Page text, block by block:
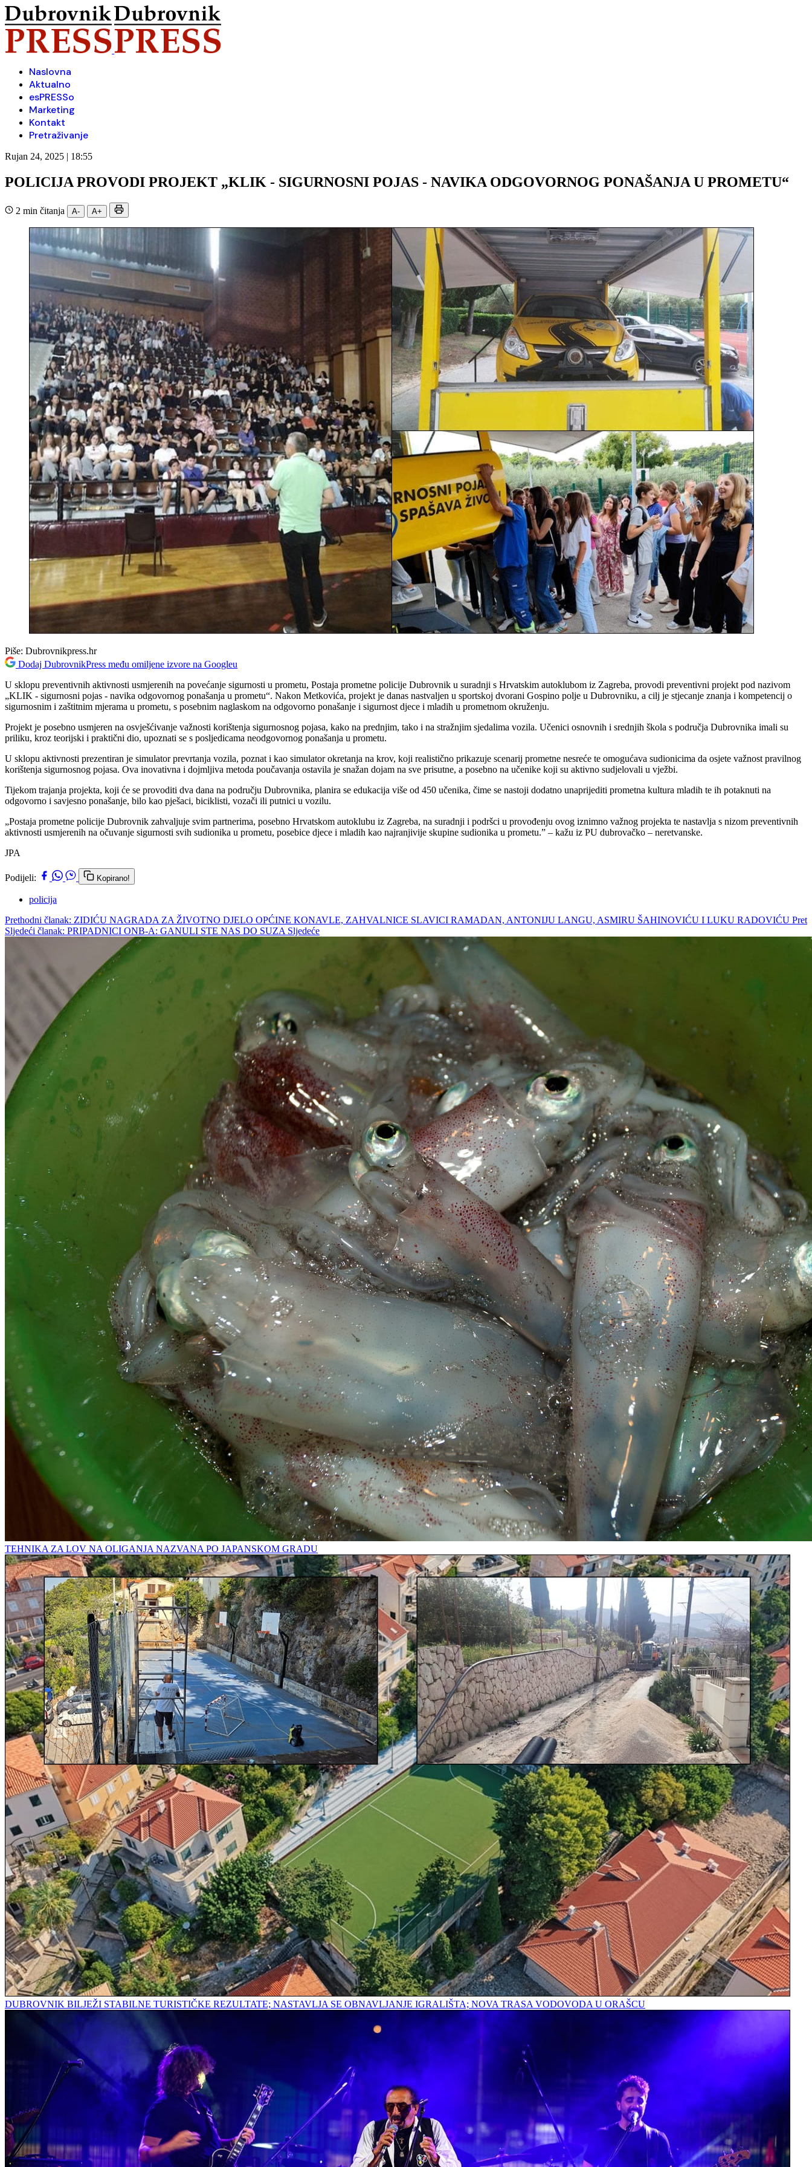
Naslovna
Aktualno
esPRESSo
Marketing
Kontakt
Pretraživanje
Rujan 24, 2025 | 18:55
POLICIJA PROVODI PROJEKT „KLIK - SIGURNOSNI POJAS - NAVIKA ODGOVORNOG PONAŠANJA U PROMETU“
2 min čitanja A- A+
Piše: Dubrovnikpress.hr
Dodaj DubrovnikPress među omiljene izvore na Googleu
U sklopu preventivnih aktivnosti usmjerenih na povećanje sigurnosti u prometu, Postaja prometne policije Dubrovnik u suradnji s Hrvatskim autoklubom iz Zagreba, provodi preventivni projekt pod nazivom
„KLIK - sigurnosni pojas - navika odgovornog ponašanja u prometu“. Nakon Metkovića, projekt je danas nastvaljen u sportskoj dvorani Gospino polje u Dubrovniku, a cilj je stjecanje znanja i kompetencij o
sigurnosnim i zaštitnim mjerama u prometu, s posebnim naglaskom na odgovorno ponašanje i sigurnost djece i mladih u prometnom okruženju.
Projekt je posebno usmjeren na osvješćivanje važnosti korištenja sigurnosnog pojasa, kako na prednjim, tako i na stražnjim sjedalima vozila. Učenici osnovnih i srednjih škola s područja Dubrovnika imali su
priliku, kroz teorijski i praktični dio, upoznati se s posljedicama neodgovornog ponašanja u prometu.
U sklopu aktivnosti prezentiran je simulator prevrtanja vozila, poznat i kao simulator okretanja na krov, koji realistično prikazuje scenarij prometne nesreće te omogućava sudionicima da osjete važnost pravilnog
korištenja sigurnosnog pojasa. Ova inovativna i dojmljiva metoda poučavanja ostavila je snažan dojam na sve prisutne, a posebno na učenike koji su aktivno sudjelovali u vježbi.
Tijekom trajanja projekta, koji će se provoditi dva dana na području Dubrovnika, planira se edukacija više od 450 učenika, čime se nastoji dodatno unaprijediti prometna kultura mladih te ih potaknuti na
odgovorno i savjesno ponašanje, bilo kao pješaci, biciklisti, vozači ili putnici u vozilu.
„Postaja prometne policije Dubrovnik zahvaljuje svim partnerima, posebno Hrvatskom autoklubu iz Zagreba, na suradnji i podršci u provođenju ovog iznimno važnog projekta te nastavlja s nizom preventivnih
aktivnosti usmjerenih na očuvanje sigurnosti svih sudionika u prometu, posebice djece i mladih kao najranjivije skupine sudionika u prometu.” – kažu iz PU dubrovačko – neretvanske.
JPA
Podijeli: Kopirano!
policija
Prethodni članak: ZIDIĆU NAGRADA ZA ŽIVOTNO DJELO OPĆINE KONAVLE, ZAHVALNICE SLAVICI RAMADAN, ANTONIJU LANGU, ASMIRU ŠAHINOVIĆU I LUKU RADOVIĆU Pret
Sljedeći članak: PRIPADNICI ONB-A: GANULI STE NAS DO SUZA Sljedeće
TEHNIKA ZA LOV NA OLIGANJA NAZVANA PO JAPANSKOM GRADU
DUBROVNIK BILJEŽI STABILNE TURISTIČKE REZULTATE; NASTAVLJA SE OBNAVLJANJE IGRALIŠTA; NOVA TRASA VODOVODA U ORAŠCU